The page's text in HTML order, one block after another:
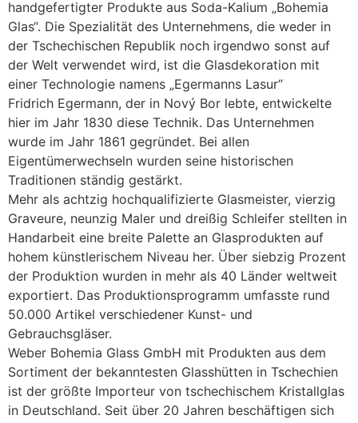
handgefertigter Produkte aus Soda-Kalium „Bohemia
Glas“. Die Spezialität des Unternehmens, die weder in
der Tschechischen Republik noch irgendwo sonst auf
der Welt verwendet wird, ist die Glasdekoration mit
einer Technologie namens „Egermanns Lasur“
Fridrich Egermann, der in Nový Bor lebte, entwickelte
hier im Jahr 1830 diese Technik. Das Unternehmen
wurde im Jahr 1861 gegründet. Bei allen
Eigentümerwechseln wurden seine historischen
Traditionen ständig gestärkt.
Mehr als achtzig hochqualifizierte Glasmeister, vierzig
Graveure, neunzig Maler und dreißig Schleifer stellten in
Handarbeit eine breite Palette an Glasprodukten auf
hohem künstlerischem Niveau her. Über siebzig Prozent
der Produktion wurden in mehr als 40 Länder weltweit
exportiert. Das Produktionsprogramm umfasste rund
50.000 Artikel verschiedener Kunst- und
Gebrauchsgläser.
Weber Bohemia Glass GmbH mit Produkten aus dem
Sortiment der bekanntesten Glasshütten in Tschechien
ist der größte Importeur von tschechischem Kristallglas
in Deutschland. Seit über 20 Jahren beschäftigen sich